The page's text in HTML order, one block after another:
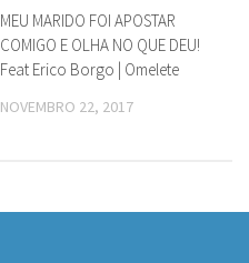
MEU MARIDO FOI APOSTAR
COMIGO E OLHA NO QUE DEU!
Feat Erico Borgo | Omelete
NOVEMBRO 22, 2017